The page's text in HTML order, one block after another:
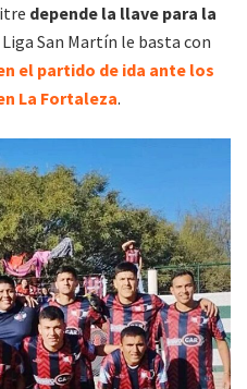
depende la llave para la
San Martín le basta con
el partido de ida ante los
La Fortaleza.